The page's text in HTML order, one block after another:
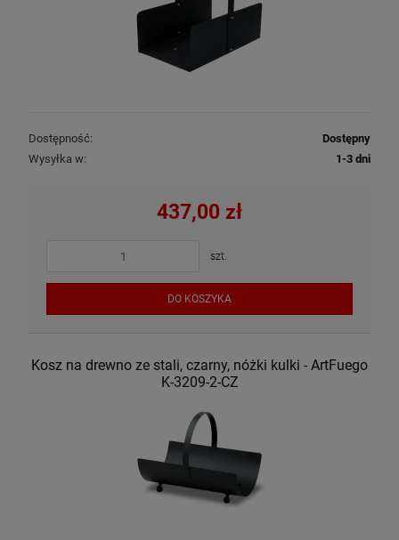
Dostępność:
Dostępny
Wysyłka w:
1-3 dni
437,00 zł
szt.
DO KOSZYKA
Kosz na drewno ze stali, czarny, nóżki kulki - ArtFuego
K-3209-2-CZ